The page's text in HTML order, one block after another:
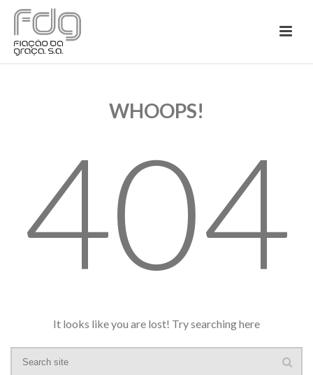
WHOOPS!
404
It looks like you are lost! Try searching here